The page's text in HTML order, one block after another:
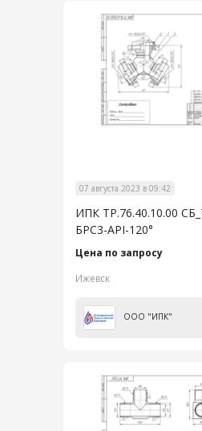
07 августа 2023 в 09:42
ИПК ТР.76.40.10.00
БРС3-API-120°
Цена по запросу
Ижевск
ООО "ИПК"